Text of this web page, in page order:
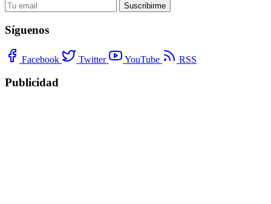
Suscribirme
Síguenos
Facebook Twitter YouTube RSS
Publicidad